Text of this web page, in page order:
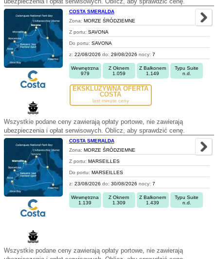
COSTA SMERALDA
Zona: MORZE ŚRÓDZIEMNE
Z portu: SAVONA
Do portu: SAVONA
z: 22/08/2026 do: 29/08/2026 nocy: 7
Wewnętrzna
979
Z Oknem
1.059
Z Balkonem
1.149
Typu Suite
n.d.
EKSKLUZYWNA OFERTA
COSTA
last minute ceny
Wszystkie podane ceny zawierają opłaty portowe, nie zawierają
ubezpieczenia i opłat serwisowych. Oblicz, aby sprawdzić cenę.
COSTA SMERALDA
Zona: MORZE ŚRÓDZIEMNE
Z portu: MARSEILLES
Do portu: MARSEILLES
z: 23/08/2026 do: 30/08/2026 nocy: 7
Wewnętrzna
1.139
Z Oknem
1.309
Z Balkonem
1.439
Typu Suite
n.d.
Wszystkie podane ceny zawierają opłaty portowe, nie zawierają